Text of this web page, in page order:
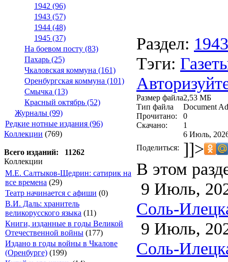
1942 (96)
1943 (57)
1944 (48)
1945 (37)
На боевом посту (83)
Пахарь (25)
Чкаловская коммуна (161)
Оренбургская коммуна (101)
Смычка (13)
Красный октябрь (52)
Журналы (99)
Редкие нотные издания (96)
Коллекции (769)
Всего изданий: 11262
Коллекции
М.Е. Салтыков-Щедрин: сатирик на
все времена (29)
Театр начинается с афиши (0)
В.И. Даль: хранитель
великорусского языка (11)
Книги, изданные в годы Великой
Отечественной войны (177)
Издано в годы войны в Чкалове
(Оренбурге) (199)
Раздел: 1943
Тэги:
Размер файла2,53 МБ
Тип файла
Document
Прочитано:
0
Скачано:
1
6 Июль,
Поделиться: ]]>
В этом
9 Июль,
Соль-
9 Июль,
Соль-